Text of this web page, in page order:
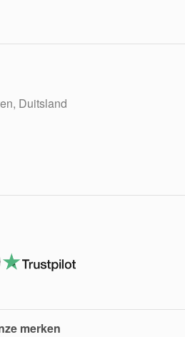
Duitsland
merken